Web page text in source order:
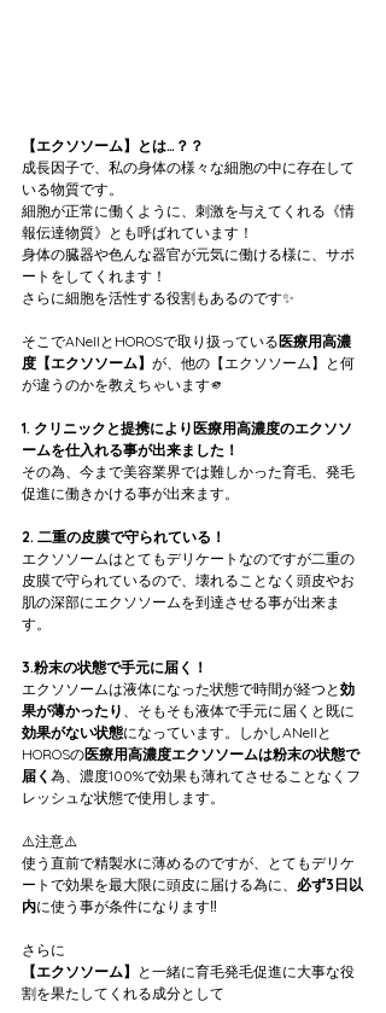
【エクソソーム】とは…？？
成長因子で、私の身体の様々な細胞の中に存在して
いる物質です。
細胞が正常に働くように、刺激を与えてくれる《情
報伝達物質》とも呼ばれています！
身体の臓器や色んな器官が元気に働ける様に、サポ
ートをしてくれます！
さらに細胞を活性する役割もあるのです✨
そこでANellとHOROSで取り扱っている医療用高濃
度【エクソソーム】 が、他の【エクソソーム】と何
が違うのかを教えちゃいます🫵
1. クリニックと提携により医療用高濃度のエクソソ
ームを仕入れる事が出来ました！
その為、今まで美容業界では難しかった育毛、発毛
促進に働きかける事が出来ます。
2. 二重の皮膜で守られている！
エクソソームはとてもデリケートなのですが二重の
皮膜で守られているので、壊れることなく頭皮やお
肌の深部にエクソソームを到達させる事が出来ま
す。
3.粉末の状態で手元に届く！
エクソソームは液体になった状態で時間が経つと効
果が薄かったり 、そもそも液体で手元に届くと既に
効果がない状態になっています。しかしANellと
HOROSの医療用高濃度エクソソームは粉末の状態で
届く 為、濃度100%で効果も薄れてさせることなくフ
レッシュな状態で使用します。
⚠️注意⚠️
使う直前で精製水に薄めるのですが、とてもデリケ
ートで効果を最大限に頭皮に届ける為に、 必ず3日以
内に使う事が条件になります‼️
さらに
【エクソソーム】
と一緒に育毛発毛促進に大事な役
割を果たしてくれる成分として